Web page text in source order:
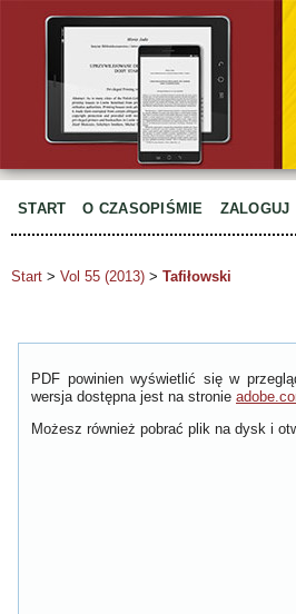
START O CZASOPIŚMIE ZALOGUJ
Start > Vol 55 (2013) > Tafiłowski
PDF powinien wyświetlić się w
wersja dostępna jest na stronie
Możesz również pobrać plik na dysk i